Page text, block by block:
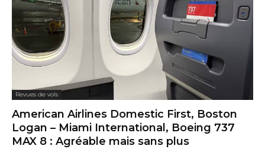
Revues de vols
American Airlines Domestic First, Boston
Logan – Miami International, Boeing 737
MAX 8 : Agréable mais sans plus